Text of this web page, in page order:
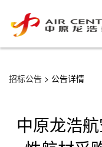
用户案例
招标公告 > 公告详情
中原龙浩